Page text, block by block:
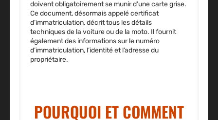
doivent obligatoirement se munir d’une carte grise.
Ce document, désormais appelé certificat
d’immatriculation, décrit tous les détails
techniques de la voiture ou de la moto. Il fournit
également des informations sur le numéro
d’immatriculation, l’identité et l’adresse du
propriétaire.
POURQUOI ET COMMENT